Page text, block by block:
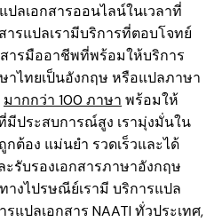
ลเอกสารออนไลน์ในเวลาที่
ารแปลเรามีบริการที่ตอบโจทย์
ารมืออาชีพที่พร้อมให้บริการ
าไทยเป็นอังกฤษ หรือแปลภาษา
มากกว่า 100 ภาษา พร้อมให้
ประสบการณ์สูง เรามุ่งมั่นใน
ต้อง แม่นยำ รวดเร็วและได้
รับรองเอกสารภาษาอังกฤษ
างไปรษณีย์เรามี บริการแปล
รแปลเอกสาร NAATI ​ทั่วประเทศ,